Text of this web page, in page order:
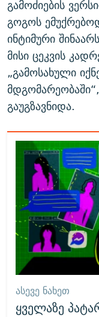
გამოძიების
გოგოს
ინტიმური
მისი ცეკვის
„გამოსახული
გაუგზავნიდა.
ᲐᲡᲔᲕᲔ ᲜᲐᲮᲔᲗ
ყველაზე